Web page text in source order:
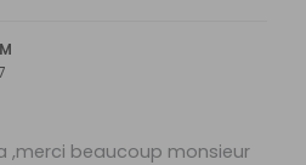
,merci beaucoup monsieur